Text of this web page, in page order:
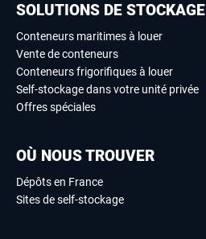
SOLUTIONS DE STOCKAGE
Conteneurs maritimes à louer
Vente de conteneurs
Conteneurs frigorifiques à louer
Self-stockage dans votre unité privée
Offres spéciales
OÙ NOUS TROUVER
Dépôts en France
Sites de self-stockage